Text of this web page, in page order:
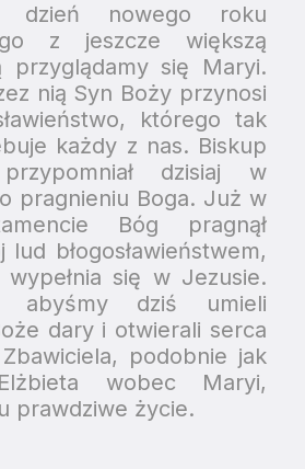
dzień nowego roku
z jeszcze większą
przyglądamy się Maryi.
nią Syn Boży przynosi
którego tak
każdy z nas. Biskup
dzisiaj w
pragnieniu Boga. Już w
Bóg pragnął
błogosławieństwem,
się w Jezusie.
abyśmy dziś umieli
dary i otwierali serca
podobnie jak
wobec Maryi,
prawdziwe życie.